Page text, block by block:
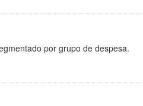
por grupo de despesa.